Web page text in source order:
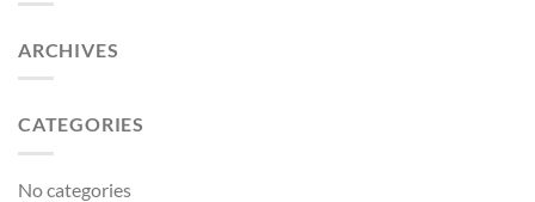
ARCHIVES
CATEGORIES
No categories